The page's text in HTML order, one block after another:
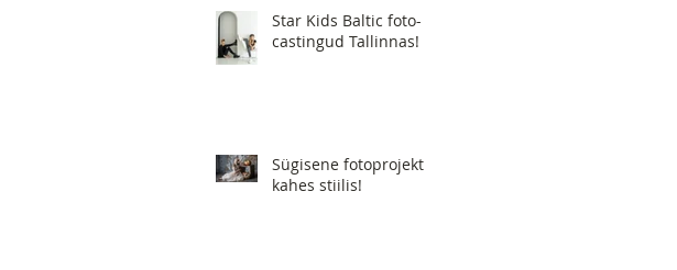
Star Kids Baltic foto-
castingud Tallinnas!
Sügisene fotoprojekt
kahes stiilis!